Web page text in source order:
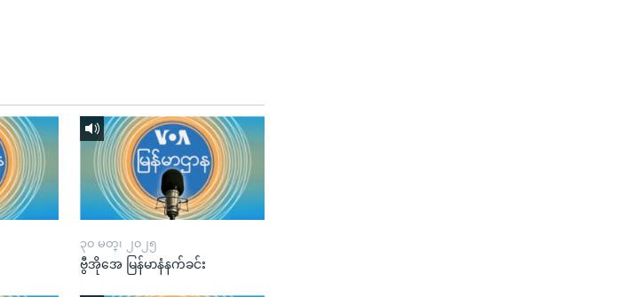
၃၀ မတ္၊ ၂၀၂၅
ဗွီအိုအေ မြန်မာနံနက်ခင်း